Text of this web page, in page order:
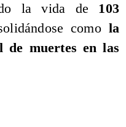
la vida de 103
como la
de muertes en las